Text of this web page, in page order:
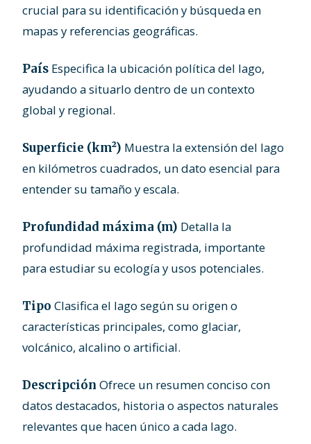
crucial para su identificación y búsqueda en
mapas y referencias geográficas.
País Especifica la ubicación política del lago,
ayudando a situarlo dentro de un contexto
global y regional.
Superficie (km²) Muestra la extensión del lago
en kilómetros cuadrados, un dato esencial para
entender su tamaño y escala.
Profundidad máxima (m) Detalla la
profundidad máxima registrada, importante
para estudiar su ecología y usos potenciales.
Tipo Clasifica el lago según su origen o
características principales, como glaciar,
volcánico, alcalino o artificial.
Descripción Ofrece un resumen conciso con
datos destacados, historia o aspectos naturales
relevantes que hacen único a cada lago.